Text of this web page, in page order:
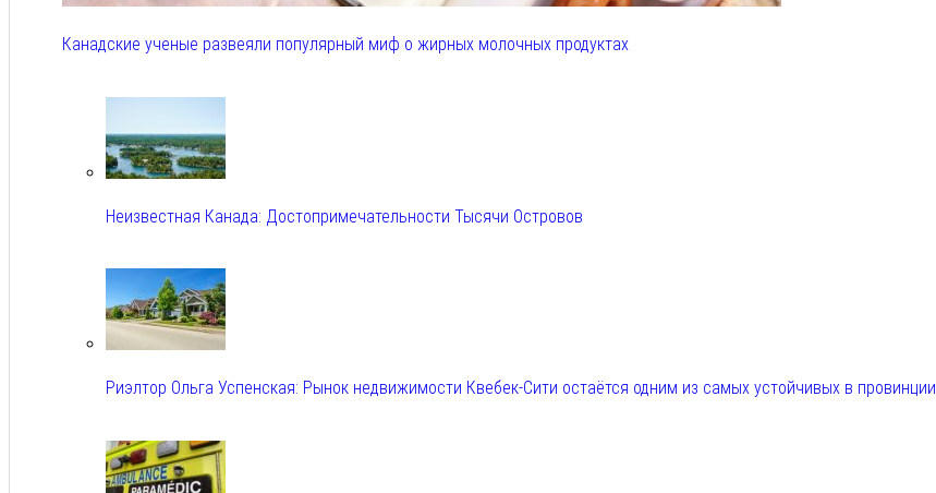
Канадские ученые развеяли популярный миф о жирных молочных продуктах
Неизвестная Канада: Достопримечательности Тысячи Островов
Риэлтор Ольга Успенская: Рынок недвижимости Квебек-Сити остаётся одним из самых устойчивых в провинции